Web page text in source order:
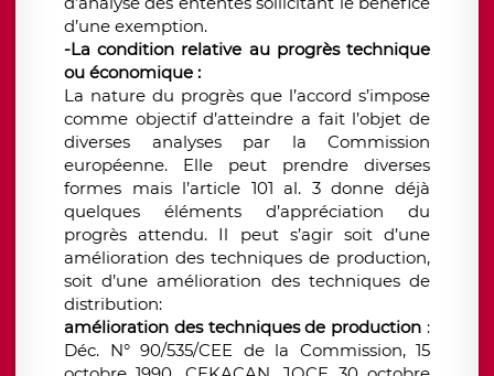
d’une exemption.
-La condition relative au progrès technique
ou économique :
La nature du progrès que l’accord s’impose
comme objectif d’atteindre a fait l’objet de
diverses analyses par la Commission
européenne. Elle peut prendre diverses
formes mais l’article 101 al. 3 donne déjà
quelques éléments d’appréciation du
progrès attendu. Il peut s’agir soit d’une
amélioration des techniques de production,
soit d’une amélioration des techniques de
distribution:
amélioration des techniques de production :
Déc. N° 90/535/CEE de la Commission, 15